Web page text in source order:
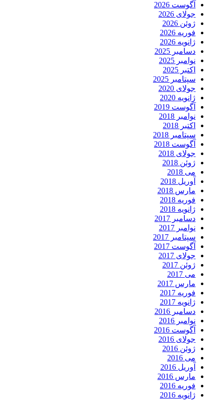
آگوست 2026
جولای 2026
ژوئن 2026
فوریه 2026
ژانویه 2026
دسامبر 2025
نوامبر 2025
اکتبر 2025
سپتامبر 2025
جولای 2020
ژانویه 2020
آگوست 2019
نوامبر 2018
اکتبر 2018
سپتامبر 2018
آگوست 2018
جولای 2018
ژوئن 2018
می 2018
آوریل 2018
مارس 2018
فوریه 2018
ژانویه 2018
دسامبر 2017
نوامبر 2017
سپتامبر 2017
آگوست 2017
جولای 2017
ژوئن 2017
می 2017
مارس 2017
فوریه 2017
ژانویه 2017
دسامبر 2016
نوامبر 2016
آگوست 2016
جولای 2016
ژوئن 2016
می 2016
آوریل 2016
مارس 2016
فوریه 2016
ژانویه 2016